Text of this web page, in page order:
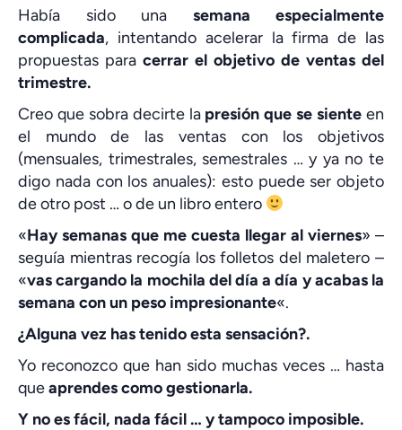
Había sido una semana especialmente
complicada, intentando acelerar la firma de las
propuestas para cerrar el objetivo de ventas del
trimestre.
Creo que sobra decirte la presión que se siente en
el mundo de las ventas con los objetivos
(mensuales, trimestrales, semestrales … y ya no te
digo nada con los anuales): esto puede ser objeto
de otro post … o de un libro entero
«Hay semanas que me cuesta llegar al viernes» –
seguía mientras recogía los folletos del maletero –
«vas cargando la mochila del día a día y acabas la
semana con un peso impresionante«.
¿Alguna vez has tenido esta sensación?.
Yo reconozco que han sido muchas veces … hasta
queaprendes como gestionarla.
Y no es fácil, nada fácil … y tampoco imposible.